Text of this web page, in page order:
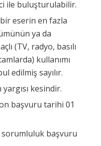
ile buluşturulabilir.
bir eserin en fazla
ya da
(TV, radyo, basılı
kullanımı
edilmiş sayılır.
kesindir.
başvuru tarihi 01
başvuru